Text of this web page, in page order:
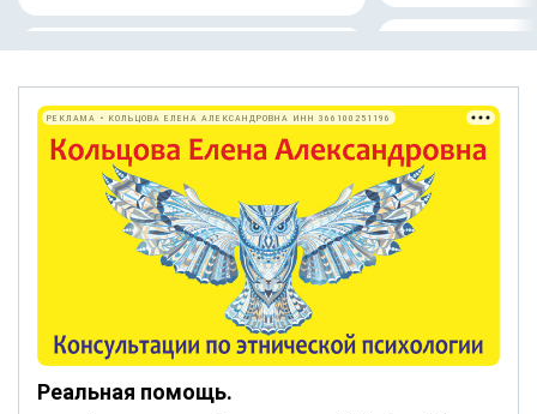
Реальная помощь.
РЕКЛАМА • КОЛЬЦОВА ЕЛЕНА АЛЕКСАНДРОВНА ИНН 366100251196